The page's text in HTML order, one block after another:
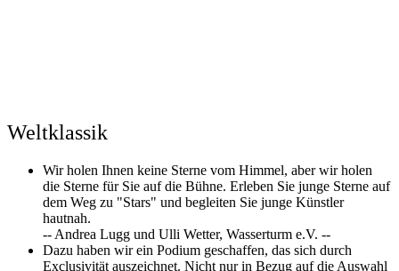
Weltklassik
Wir holen Ihnen keine Sterne vom Himmel, aber wir holen
die Sterne für Sie auf die Bühne. Erleben Sie junge Sterne auf
dem Weg zu "Stars" und begleiten Sie junge Künstler
hautnah.
-- Andrea Lugg und Ulli Wetter, Wasserturm e.V. --
Dazu haben wir ein Podium geschaffen, das sich durch
Exclusivität auszeichnet. Nicht nur in Bezug auf die Auswahl